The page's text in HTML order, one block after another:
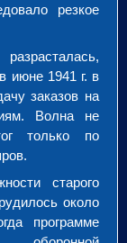
резкое
июне 1941 г. в
заказов на
Волна не
только по
старого
около
программе